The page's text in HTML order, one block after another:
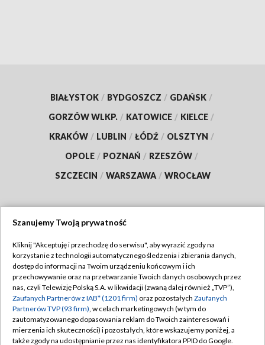
BIAŁYSTOK / BYDGOSZCZ / GDAŃSK /
GORZÓW WLKP. / KATOWICE / KIELCE /
KRAKÓW / LUBLIN / ŁÓDŹ / OLSZTYN /
OPOLE / POZNAŃ / RZESZÓW /
SZCZECIN / WARSZAWA / WROCŁAW
TVP
Abonament TVP
Emisja w TVP
Centrum informacji TVP
Naziemna Telewizja Cyfrowa
Regulamin TVP
Polityka prywatności
Moje zgody
Pomoc
Szanujemy Twoją prywatność
Kliknij "Akceptuję i przechodzę do serwisu", aby wyrazić zgody na
korzystanie z technologii automatycznego śledzenia i zbierania danych,
dostęp do informacji na Twoim urządzeniu końcowym i ich
przechowywanie oraz na przetwarzanie Twoich danych osobowych przez
nas, czyli Telewizję Polską S.A. w likwidacji (zwaną dalej również „TVP”),
Zaufanych Partnerów z IAB* (1201 firm) oraz pozostałych Zaufanych
Partnerów TVP (93 firm), w celach marketingowych (w tym do
zautomatyzowanego dopasowania reklam do Twoich zainteresowań i
mierzenia ich skuteczności) i pozostałych, które wskazujemy poniżej, a
także zgody na udostępnianie przez nas identyfikatora PPID do Google.